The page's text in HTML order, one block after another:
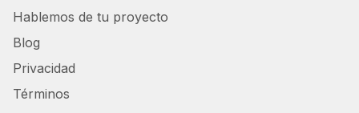
Hablemos de tu proyecto
Blog
Privacidad
Términos